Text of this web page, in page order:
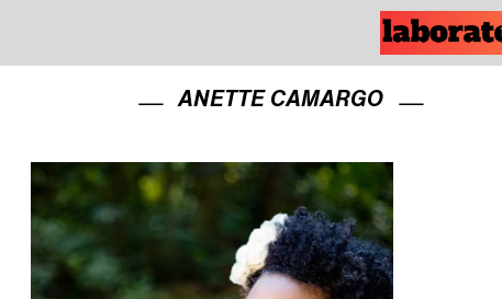
ANETTE CAMARGO